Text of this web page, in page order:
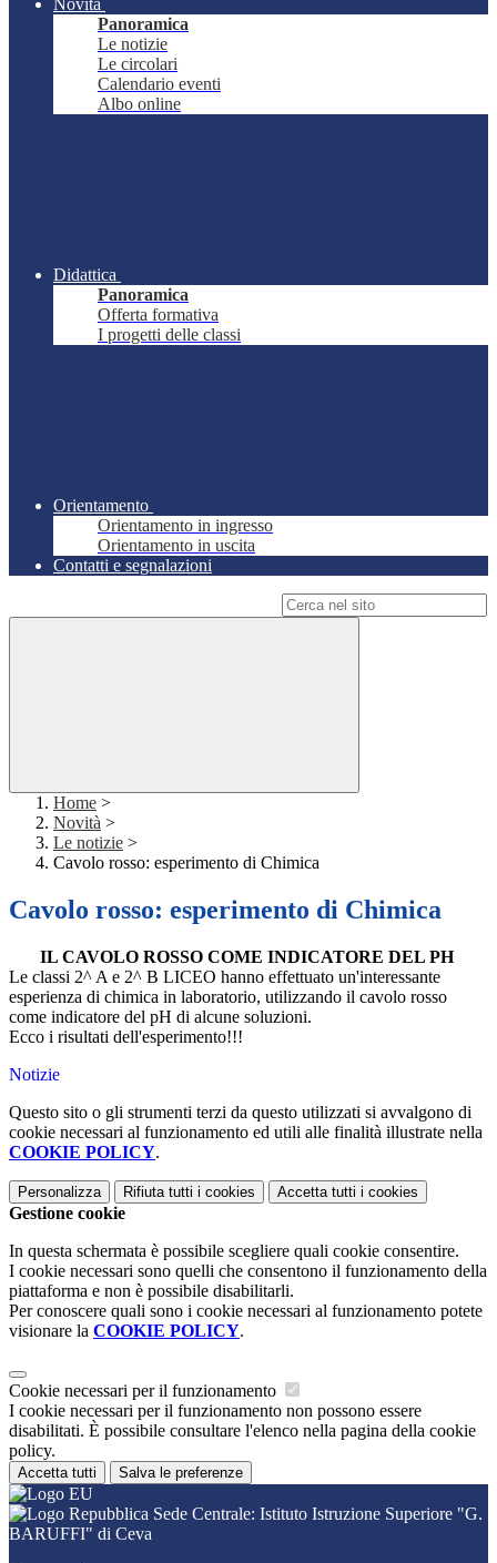
Novità
Panoramica
Le notizie
Le circolari
Calendario eventi
Albo online
Didattica
Panoramica
Offerta formativa
I progetti delle classi
Orientamento
Orientamento in ingresso
Orientamento in uscita
Contatti e segnalazioni
Home >
Novità >
Le notizie >
Cavolo rosso: esperimento di Chimica
Cavolo rosso: esperimento di Chimica
IL CAVOLO ROSSO COME INDICATORE DEL PH
Le classi 2^ A e 2^ B LICEO hanno effettuato un'interessante
esperienza di chimica in laboratorio, utilizzando il cavolo rosso
come indicatore del pH di alcune soluzioni.
Ecco i risultati dell'esperimento!!!
Notizie
Questo sito o gli strumenti terzi da questo utilizzati si avvalgono di
cookie necessari al funzionamento ed utili alle finalità illustrate nella
COOKIE POLICY.
Personalizza Rifiuta tutti i cookies Accetta tutti i cookies
Gestione cookie
In questa schermata è possibile scegliere quali cookie consentire.
I cookie necessari sono quelli che consentono il funzionamento della
piattaforma e non è possibile disabilitarli.
Per conoscere quali sono i cookie necessari al funzionamento potete
visionare la COOKIE POLICY.
Cookie necessari per il funzionamento
I cookie necessari per il funzionamento non possono essere
disabilitati. È possibile consultare l'elenco nella pagina della cookie
policy.
Accetta tutti Salva le preferenze
Sede Centrale: Istituto Istruzione Superiore "G.
BARUFFI" di Ceva